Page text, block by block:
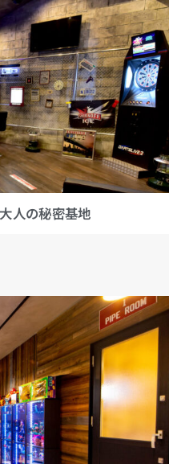
人の秘密基地